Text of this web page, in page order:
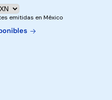
emitidas en México